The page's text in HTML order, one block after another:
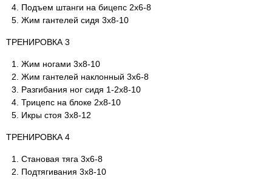
Подъем штанги на бицепс 2х6-8
Жим гантелей сидя 3х8-10
ТРЕНИРОВКА 3
Жим ногами 3х8-10
Жим гантелей наклонный 3х6-8
Разгибания ног сидя 1-2х8-10
Трицепс на блоке 2х8-10
Икры стоя 3х8-12
ТРЕНИРОВКА 4
Становая тяга 3х6-8
Подтягивания 3х8-10